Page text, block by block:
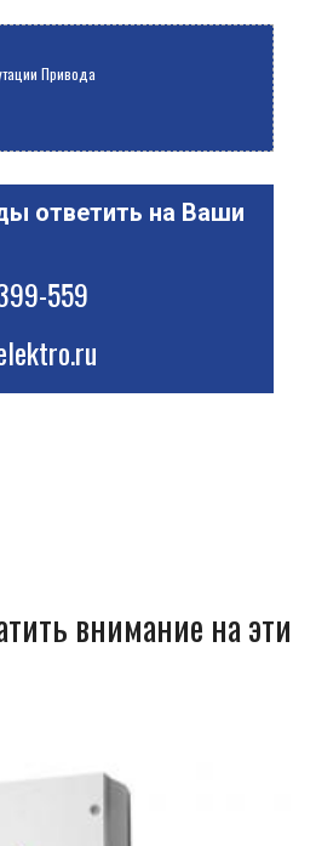
Привода
ответить на Ваши
559
внимание на эти